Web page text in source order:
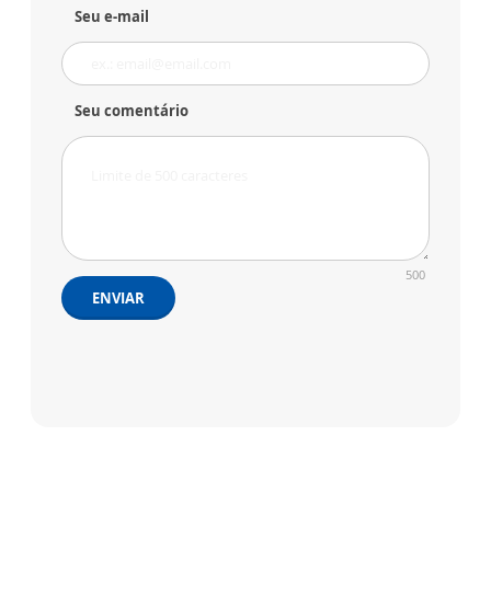
Seu e-mail
Seu comentário
500
ENVIAR